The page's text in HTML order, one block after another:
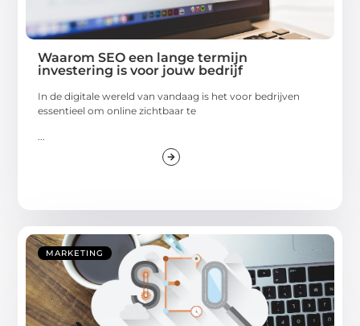
Waarom SEO een lange termijn
investering is voor jouw bedrijf
In de digitale wereld van vandaag is het voor bedrijven
essentieel om online zichtbaar te
...
MARKETING